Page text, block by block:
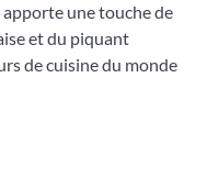
une touche de
et du piquant
de cuisine du monde